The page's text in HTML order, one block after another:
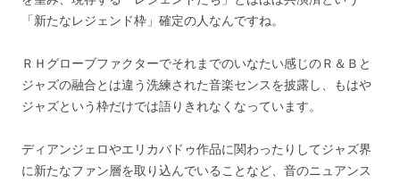
「新たなレジェンド枠」確定の人なんですね。
ＲＨグローブファクターでそれまでのいなたい感じのＲ＆Ｂと
ジャズの融合とは違う洗練された音楽センスを披露し、もはや
ジャズという枠だけでは語りきれなくなっています。
ディアンジェロやエリカバドゥ作品に関わったりしてジャズ界
に新たなファン層を取り込んでいることなど、音のニュアンス